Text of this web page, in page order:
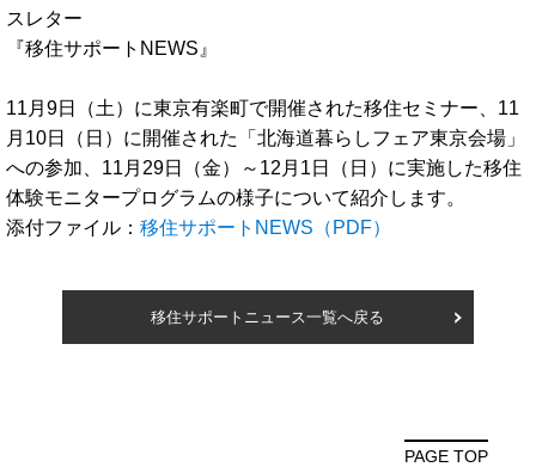
スレター
『移住サポートNEWS』
11月9日（土）に東京有楽町で開催された移住セミナー、11
月10日（日）に開催された「北海道暮らしフェア東京会場」
への参加、11月29日（金）～12月1日（日）に実施した移住
体験モニタープログラムの様子について紹介します。
添付ファイル： 移住サポートNEWS（PDF）
移住サポートニュース一覧へ戻る
PAGE TOP